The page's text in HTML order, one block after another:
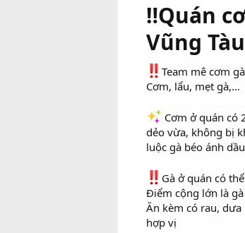
‼️Quán
Vũng Tàu
Team mê cơm
Cơm, lẩu, mẹt gà,…
Cơm ở quán có
dẻo vừa, không bị
luộc gà béo ánh
Gà ở quán có
Điểm cộng lớn là
Ăn kèm có rau,
hợp vị